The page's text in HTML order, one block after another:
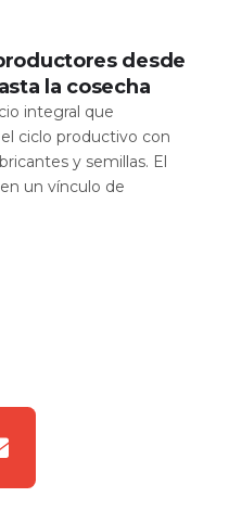
desde
la cosecha
integral que
ciclo productivo con
y semillas. El
un vínculo de